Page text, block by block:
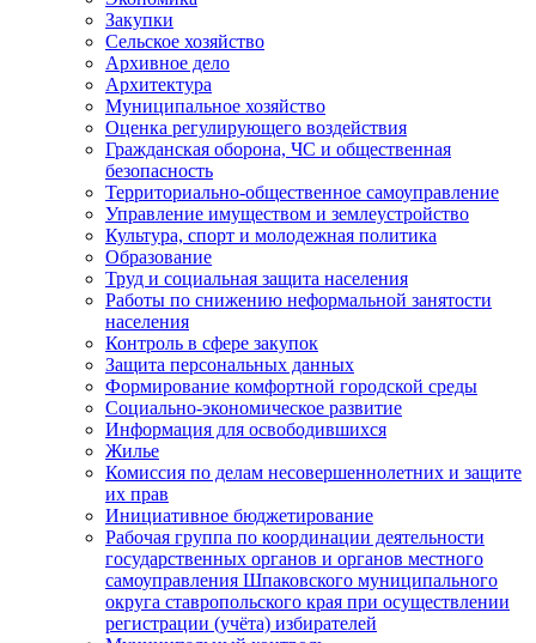
Закупки
Сельское хозяйство
Архивное дело
Архитектура
Муниципальное хозяйство
Оценка регулирующего воздействия
Гражданская оборона, ЧС и общественная
безопасность
Территориально-общественное самоуправление
Управление имуществом и землеустройство
Культура, спорт и молодежная политика
Образование
Труд и социальная защита населения
Работы по снижению неформальной занятости
населения
Контроль в сфере закупок
Защита персональных данных
Формирование комфортной городской среды
Социально-экономическое развитие
Информация для освободившихся
Жилье
Комиссия по делам несовершеннолетних и защите
их прав
Инициативное бюджетирование
Рабочая группа по координации деятельности
государственных органов и органов местного
самоуправления Шпаковского муниципального
округа ставропольского края при осуществлении
регистрации (учёта) избирателей